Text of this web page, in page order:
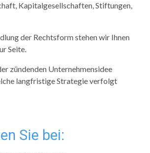
Kapitalgesellschaften, Stiftungen,
der Rechtsform stehen wir Ihnen
Seite.
zündenden Unternehmensidee
langfristige Strategie verfolgt
Sie bei: